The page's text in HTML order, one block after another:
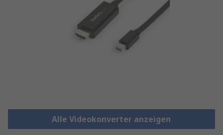
Alle Videokonverter anzeigen